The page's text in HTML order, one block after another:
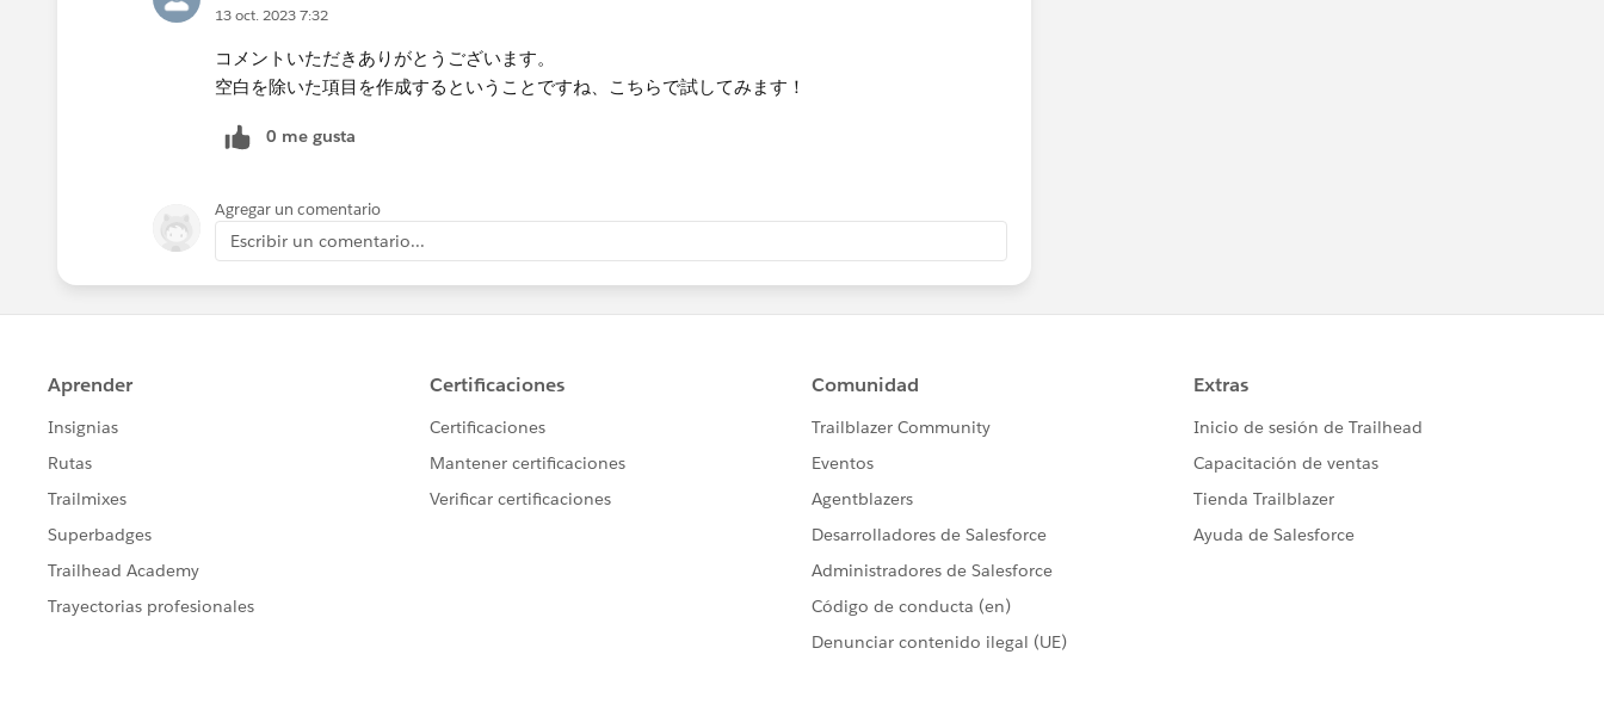
13 oct. 2023 7:32
コメントいただきありがとうございます。
空白を除いた項目を作成するということですね、こちらで試してみます！
0 me gusta
Agregar un comentario
Escribir un comentario...